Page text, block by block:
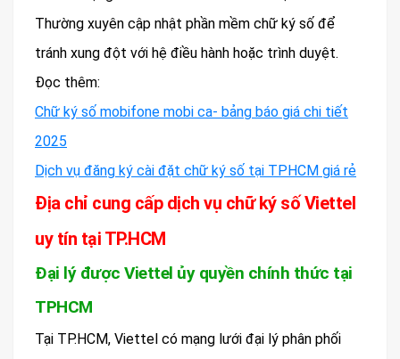
Thường xuyên cập nhật phần mềm chữ ký số để
tránh xung đột với hệ điều hành hoặc trình duyệt.
Đọc thêm:
Chữ ký số mobifone mobi ca- bảng báo giá chi tiết
2025
Dịch vụ đăng ký cài đặt chữ ký số tại TPHCM giá rẻ
Địa chỉ cung cấp dịch vụ chữ ký số Viettel
uy tín tại TP.HCM
Đại lý được Viettel ủy quyền chính thức tại
TPHCM
Tại TP.HCM, Viettel có mạng lưới đại lý phân phối